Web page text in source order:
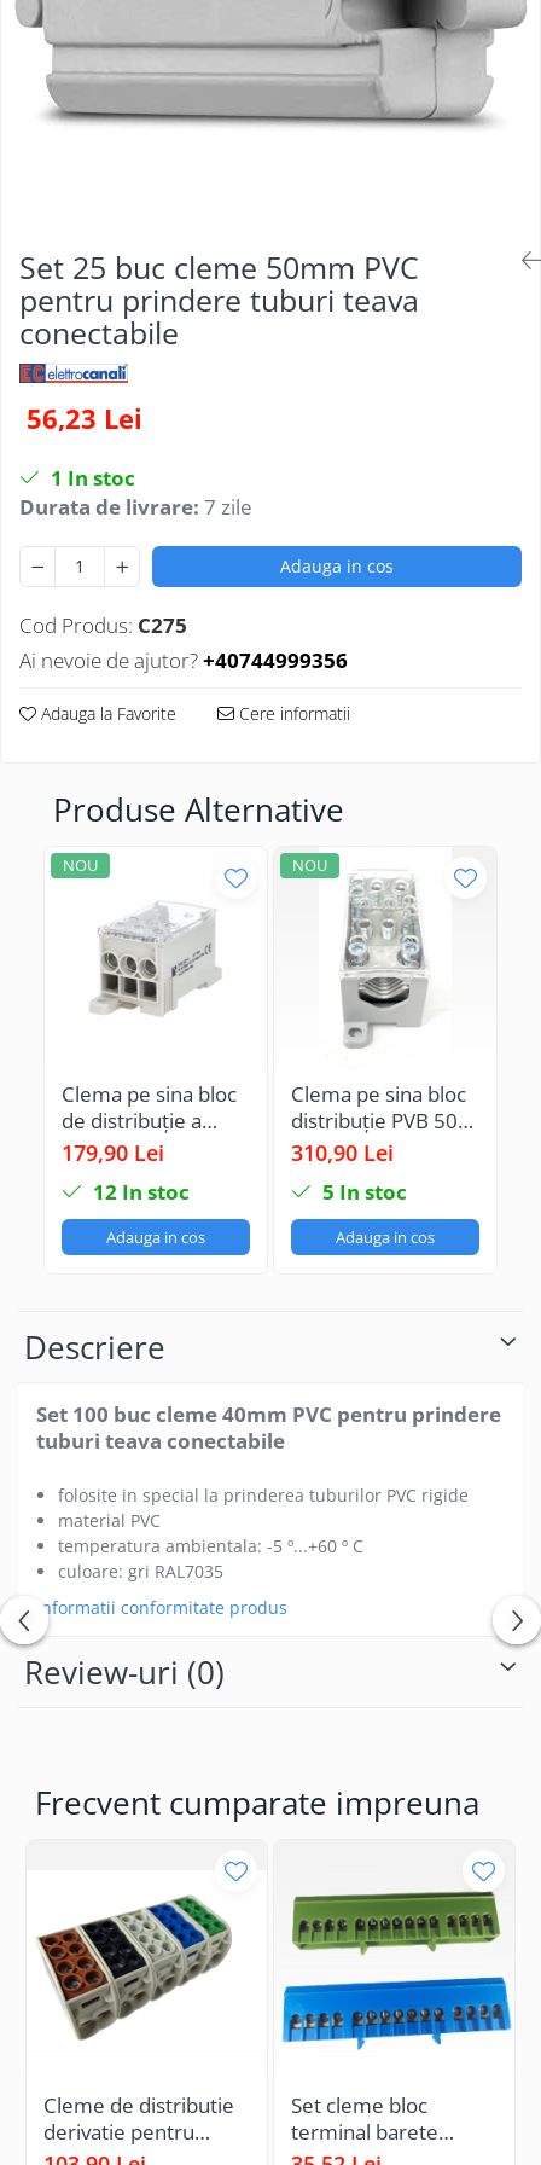
Set 25 buc cleme 50mm PVC
pentru prindere tuburi teava
conectabile
56,23 Lei
1 In stoc
Durata de livrare: 7 zile
Adauga in cos
Cod Produs: C275
Ai nevoie de ajutor?+40744999356
Adauga la Favorite Cere informatii
Produse Alternative
NOU
Clema pe sina bloc
de distribuție a
fazelor PVB 160-6
+ 6x2,5-35mm² Cu-
Al 1000V AC / DC
179,90 Lei
12 In stoc
Adauga in cos
NOU
Clema pe sina bloc
distribuție PVB 500-
4/4 500A 1x150-
70mm² + 4x2,5-
16mm² 1000V AC /
DC
310,90 Lei
5 In stoc
Adauga in cos
Descriere
Set 100 buc cleme 40mm PVC pentru prindere
tuburi teava conectabile
folosite in special la prinderea tuburilor PVC rigide
material PVC
temperatura ambientala: -5 º...+60 º C
culoare: gri RAL7035
Informatii conformitate produs
Review-uri (0)
Frecvent cumparate impreuna
Cleme de distributie
derivatie pentru
conexiuni trifazice
Set cleme bloc
terminal barete
pentru impamantare